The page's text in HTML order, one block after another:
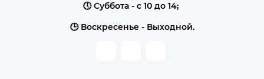
🕔 Суббота - с 10 до 14;
🕒 Воскресенье - Выходной.